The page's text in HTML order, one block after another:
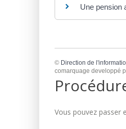
Une pension
© Direction de
comarquage developpé
Vous pouvez passer